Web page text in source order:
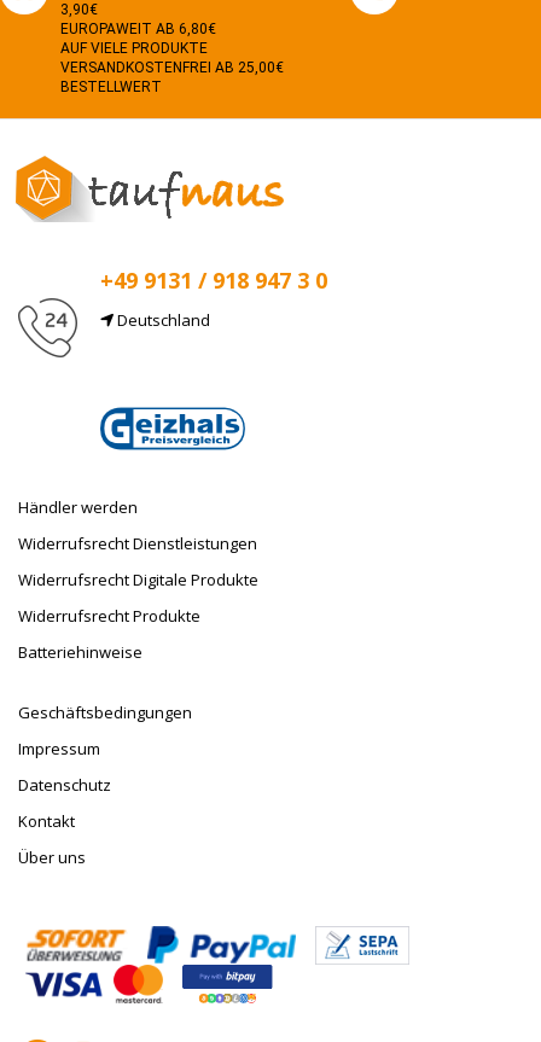
3,90€
EUROPAWEIT AB 6,80€
AUF VIELE PRODUKTE
VERSANDKOSTENFREI AB 25,00€
BESTELLWERT
+49 9131 / 918 947 3 0
Deutschland
Händler werden
Widerrufsrecht Dienstleistungen
Widerrufsrecht Digitale Produkte
Widerrufsrecht Produkte
Batteriehinweise
Geschäftsbedingungen
Impressum
Datenschutz
Kontakt
Über uns